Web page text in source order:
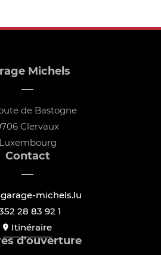
Michels
de Bastogne
Clervaux
Luxembourg
Contact
michels.lu
28 83 92 1
Itinéraire
d'ouverture